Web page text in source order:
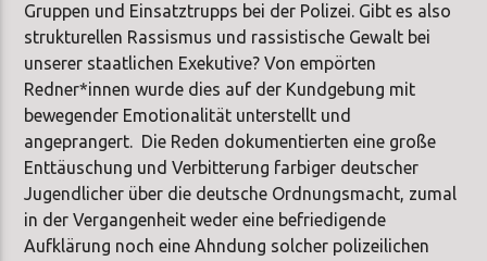
Gruppen und Einsatztrupps bei der Polizei. Gibt es also
strukturellen Rassismus und rassistische Gewalt bei
unserer staatlichen Exekutive? Von empörten
Redner*innen wurde dies auf der Kundgebung mit
bewegender Emotionalität unterstellt und
angeprangert. Die Reden dokumentierten eine große
Enttäuschung und Verbitterung farbiger deutscher
Jugendlicher über die deutsche Ordnungsmacht, zumal
in der Vergangenheit weder eine befriedigende
Aufklärung noch eine Ahndung solcher polizeilichen